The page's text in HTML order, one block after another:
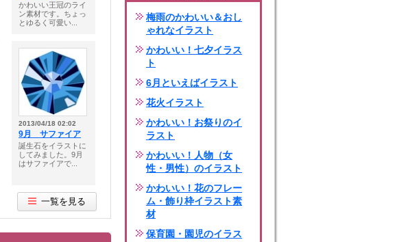
かわいい王冠のライ
ン素材です。ちょっ
とゆるく可愛い...
2013/04/18 02:02
9月 サファイア
誕生石をイラストに
してみました。9月
はサファイアで...
一覧を見る
梅雨のかわいい＆おし
ゃれなイラスト
かわいい！七夕イラス
ト
6月といえばイラスト
花火イラスト
かわいい！お祭りのイ
ラスト
かわいい！人物（女
性・男性）のイラスト
かわいい！花のフレー
ム・飾り枠イラスト素
材
保育園・園児のイラス